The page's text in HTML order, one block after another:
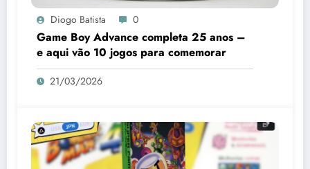
Diogo Batista 0
Game Boy Advance completa 25 anos –
e aqui vão 10 jogos para comemorar
21/03/2026